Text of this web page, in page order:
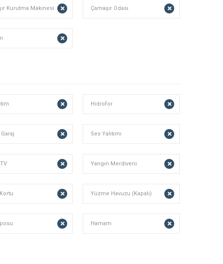
Kurutma Makinesi Çamaşır Odası
Hidrofor
Garaj Ses Yalıtımı
Yangın Merdiveni
Yüzme Havuzu (Kapalı)
Hamam